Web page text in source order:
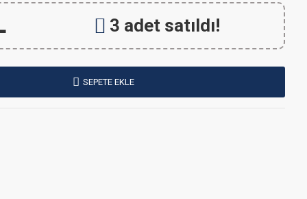
3 adet satıldı!
SEPETE EKLE